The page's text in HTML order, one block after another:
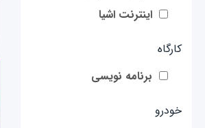
اینترنت اشیا
کارگاه
برنامه نویسی
خودرو